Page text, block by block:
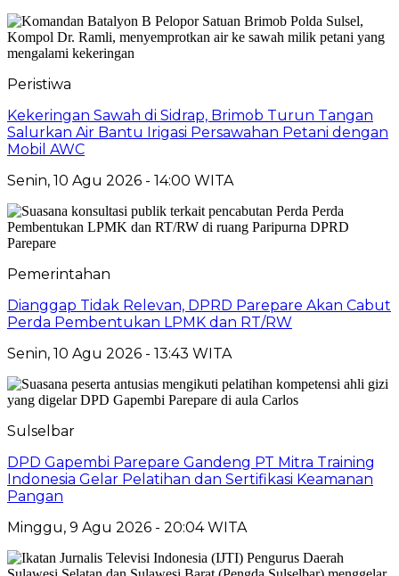
Peristiwa
Kekeringan Sawah di Sidrap, Brimob Turun Tangan
Salurkan Air Bantu Irigasi Persawahan Petani dengan
Mobil AWC
Senin, 10 Agu 2026 - 14:00 WITA
Pemerintahan
Dianggap Tidak Relevan, DPRD Parepare Akan Cabut
Perda Pembentukan LPMK dan RT/RW
Senin, 10 Agu 2026 - 13:43 WITA
Sulselbar
DPD Gapembi Parepare Gandeng PT Mitra Training
Indonesia Gelar Pelatihan dan Sertifikasi Keamanan
Pangan
Minggu, 9 Agu 2026 - 20:04 WITA